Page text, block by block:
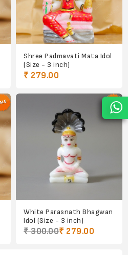
Shree Padmavati Mata Idol
(Size - 3 inch)
₹ 279.00
White Parasnath Bhagwan
Idol (Size - 3 inch)
₹ 300.00₹ 279.00